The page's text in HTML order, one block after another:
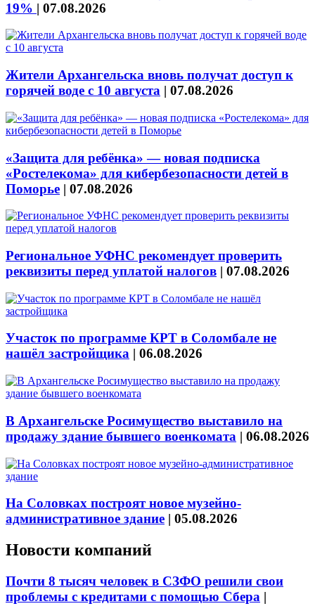
19% | 07.08.2026
Жители Архангельска вновь получат доступ к
горячей воде с 10 августа | 07.08.2026
«Защита для ребёнка» — новая подписка
«Ростелекома» для кибербезопасности детей в
Поморье | 07.08.2026
Региональное УФНС рекомендует проверить
реквизиты перед уплатой налогов | 07.08.2026
Участок по программе КРТ в Соломбале не
нашёл застройщика | 06.08.2026
В Архангельске Росимущество выставило на
продажу здание бывшего военкомата | 06.08.2026
На Соловках построят новое музейно-
административное здание | 05.08.2026
Новости компаний
Почти 8 тысяч человек в СЗФО решили свои
проблемы с кредитами с помощью Сбера |